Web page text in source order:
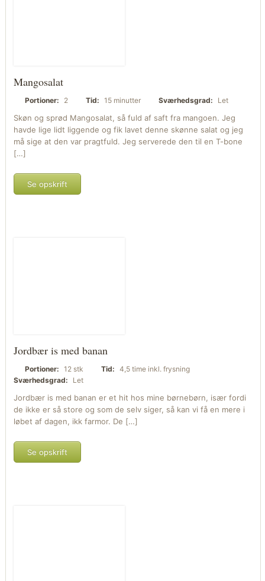
Mangosalat
Portioner: 2 Tid: 15 minutter Sværhedsgrad: Let
Skøn og sprød Mangosalat, så fuld af saft fra mangoen. Jeg
havde lige lidt liggende og fik lavet denne skønne salat og jeg
må sige at den var pragtfuld. Jeg serverede den til en T-bone
[…]
Se opskrift
Jordbær is med banan
Portioner: 12 stk Tid: 4,5 time inkl. frysning
Sværhedsgrad:
Let
Jordbær is med banan er et hit hos mine børnebørn, især fordi
de ikke er så store og som de selv siger, så kan vi få en mere i
løbet af dagen, ikk farmor. De […]
Se opskrift